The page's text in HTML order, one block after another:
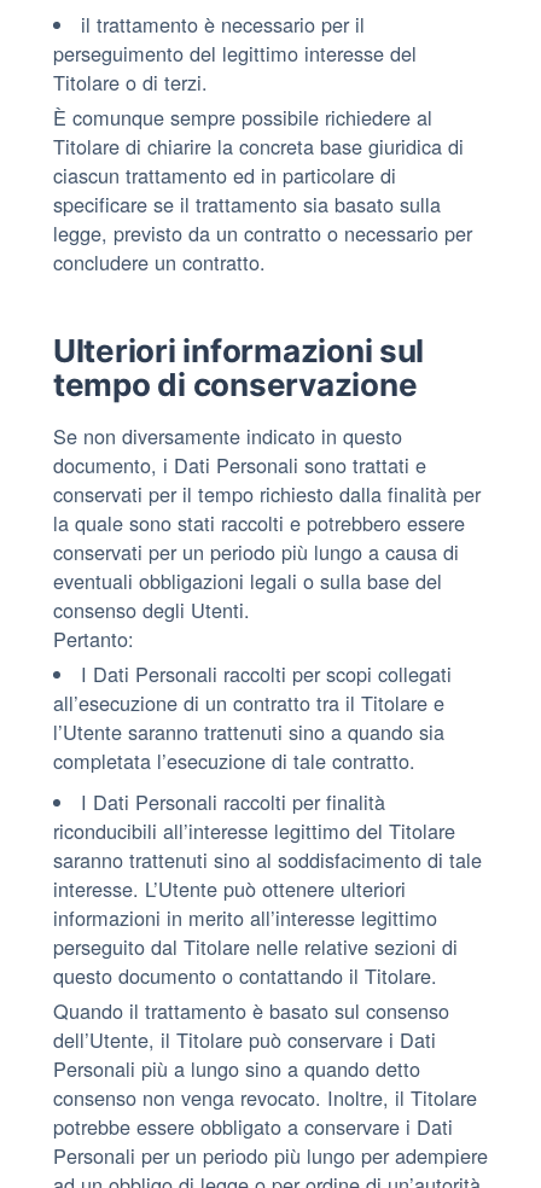
il trattamento è necessario per il
perseguimento del legittimo interesse del
Titolare o di terzi.
È comunque sempre possibile richiedere al
Titolare di chiarire la concreta base giuridica di
ciascun trattamento ed in particolare di
specificare se il trattamento sia basato sulla
legge, previsto da un contratto o necessario per
concludere un contratto.
Ulteriori informazioni sul
tempo di conservazione
Se non diversamente indicato in questo
documento, i Dati Personali sono trattati e
conservati per il tempo richiesto dalla finalità per
la quale sono stati raccolti e potrebbero essere
conservati per un periodo più lungo a causa di
eventuali obbligazioni legali o sulla base del
consenso degli Utenti.
Pertanto:
I Dati Personali raccolti per scopi collegati
all’esecuzione di un contratto tra il Titolare e
l’Utente saranno trattenuti sino a quando sia
completata l’esecuzione di tale contratto.
I Dati Personali raccolti per finalità
riconducibili all’interesse legittimo del Titolare
saranno trattenuti sino al soddisfacimento di tale
interesse. L’Utente può ottenere ulteriori
informazioni in merito all’interesse legittimo
perseguito dal Titolare nelle relative sezioni di
questo documento o contattando il Titolare.
Quando il trattamento è basato sul consenso
dell’Utente, il Titolare può conservare i Dati
Personali più a lungo sino a quando detto
consenso non venga revocato. Inoltre, il Titolare
potrebbe essere obbligato a conservare i Dati
Personali per un periodo più lungo per adempiere